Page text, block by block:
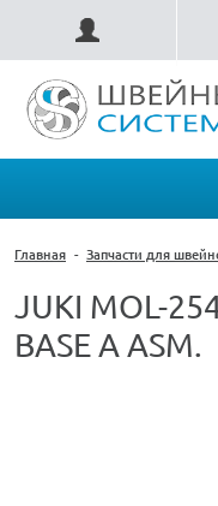
Главная - Запчасти для
JUKI MOL-
BASE A ASM.